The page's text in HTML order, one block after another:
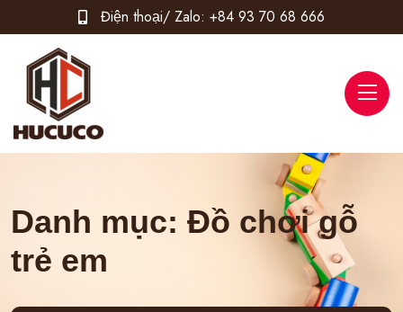
Điện thoại/ Zalo: +84 93 70 68 666
Danh mục: Đồ chơi gỗ
trẻ em